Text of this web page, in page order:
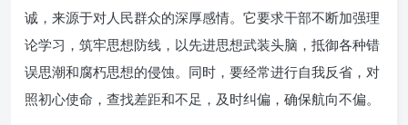
诚，来源于对人民群众的深厚感情。它要求干部不断加强理
论学习，筑牢思想防线，以先进思想武装头脑，抵御各种错
误思潮和腐朽思想的侵蚀。同时，要经常进行自我反省，对
照初心使命，查找差距和不足，及时纠偏，确保航向不偏。